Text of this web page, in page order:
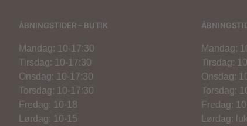
ÅBNINGSTIDER – BUTIK
Mandag: 10-17:30
Tirsdag: 10-17:30
Onsdag: 10-17:30
Torsdag: 10-17:30
Fredag: 10-18
Lørdag: 10-15
Mandag:
Tirsdag:
Onsdag:
Torsdag:
Fredag:
Lørdag: